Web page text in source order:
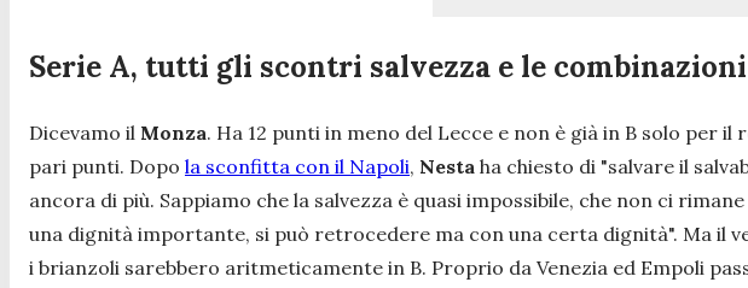
Serie A, tutti gli scontri salvezza e le combinazioni
Dicevamo il Monza. Ha 12 punti in meno del Lecce e non è già in B solo per
pari punti. Dopo la sconfitta con il Napoli, Nesta ha chiesto di "salvare il
ancora di più. Sappiamo che la salvezza è quasi impossibile, che non ci
una dignità importante, si può retrocedere ma con una certa dignità". Ma il
i brianzoli sarebbero aritmeticamente in B. Proprio da Venezia ed Empoli